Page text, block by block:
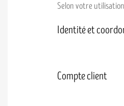
Selon votre
Identité et
Compte client